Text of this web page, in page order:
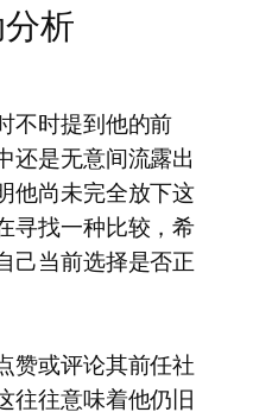
析
不时提到他的前
还是无意间流露出
他尚未完全放下这
寻找一种比较，希
己当前选择是否正
赞或评论其前任社
往往意味着他仍旧